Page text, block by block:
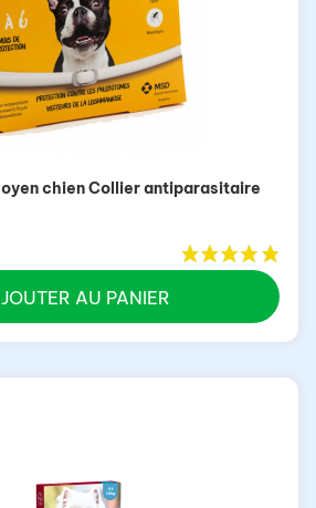
chien Collier antiparasitaire
AU PANIER